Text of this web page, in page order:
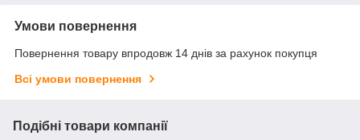
Умови повернення
Повернення товару впродовж 14 днів за рахунок покупця
Всі умови повернення
Подібні товари компанії